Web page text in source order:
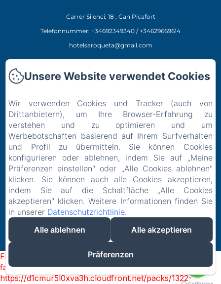
Carrer Silenci, 18 , Can Picafort
Telefonnummer: +34692349340 / +34629669614
hotelsaroqueta@gmail.com
Restaurant
Ort
Kontakt
Datenschutzerklärung
Rechtliche Informationen
Cookie-Informationen
EN
FR ES IT DE
Failed to load BookingEngine/index: Loading chunk 1322
failed. (missing:
https://d1cmur5l0xva3h.cloudfront.net/packs/1322-
Unsere Website verwendet Cookies
Wir verwenden Cookies und Tracker (auch von
Drittanbietern), um Ihre Browser-Erfahrung zu
verstehen und zu optimieren und um
Werbebotschaften basierend auf Ihrem Surfverhalten
und Profil zu übermitteln. Sie können Cookies
konfigurieren oder ablehnen, indem Sie auf „Meine
Präferenzen einstellen" oder „Alle Cookies ablehnen"
klicken. Sie können auch alle Cookies akzeptieren,
indem Sie auf die Schaltfläche „Alle Cookies
akzeptieren" klicken. Weitere Informationen finden Sie
in unserer Datenschutzrichtlinie.
Alle ablehnen
Alle akzeptieren
Präferenzen